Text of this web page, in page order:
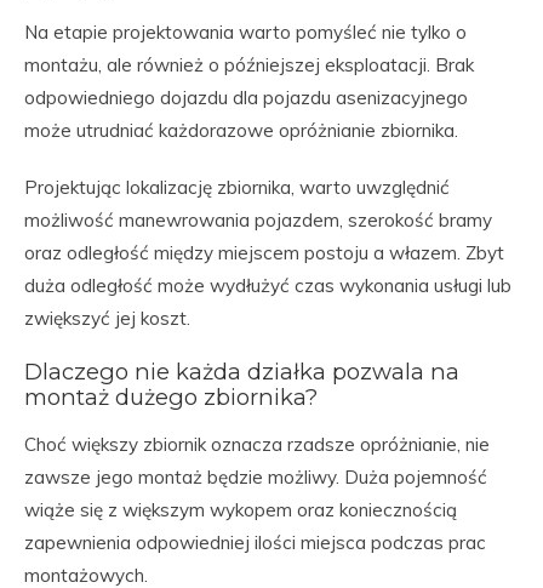
Na etapie projektowania warto pomyśleć nie tylko o
montażu, ale również o późniejszej eksploatacji. Brak
odpowiedniego dojazdu dla pojazdu asenizacyjnego
może utrudniać każdorazowe opróżnianie zbiornika.
Projektując lokalizację zbiornika, warto uwzględnić
możliwość manewrowania pojazdem, szerokość bramy
oraz odległość między miejscem postoju a włazem. Zbyt
duża odległość może wydłużyć czas wykonania usługi lub
zwiększyć jej koszt.
Dlaczego nie każda działka pozwala na
montaż dużego zbiornika?
Choć większy zbiornik oznacza rzadsze opróżnianie, nie
zawsze jego montaż będzie możliwy. Duża pojemność
wiąże się z większym wykopem oraz koniecznością
zapewnienia odpowiedniej ilości miejsca podczas prac
montażowych.